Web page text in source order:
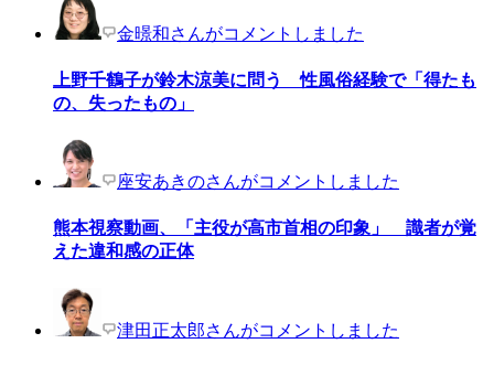
金暻和さんがコメントしました
上野千鶴子が鈴木涼美に問う 性風俗経験で「得たも
の、失ったもの」
座安あきのさんがコメントしました
熊本視察動画、「主役が高市首相の印象」 識者が覚
えた違和感の正体
津田正太郎さんがコメントしました